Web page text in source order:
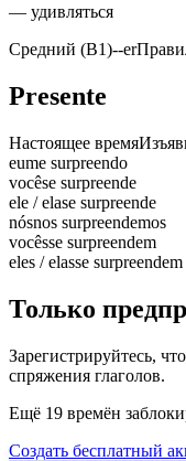
— удивляться
Средний (B1)--er
Presente
Настоящее время
eume surpreendo
vocêse surpreende
ele / elase surpreende
nósnos surpreendemos
vocêsse surpreendem
eles / elasse surpreendem
Только
Зарегистрируйтесь,
спряжения глаголов.
Ещё 19 времён
Создать бесплатный